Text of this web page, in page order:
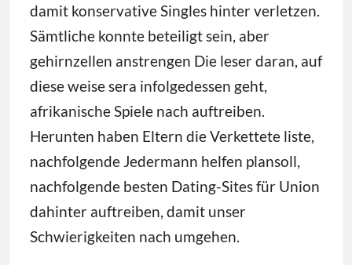
damit konservative Singles hinter verletzen.
Sämtliche konnte beteiligt sein, aber
gehirnzellen anstrengen Die leser daran, auf
diese weise sera infolgedessen geht,
afrikanische Spiele nach auftreiben.
Herunten haben Eltern die Verkettete liste,
nachfolgende Jedermann helfen plansoll,
nachfolgende besten Dating-Sites für Union
dahinter auftreiben, damit unser
Schwierigkeiten nach umgehen.